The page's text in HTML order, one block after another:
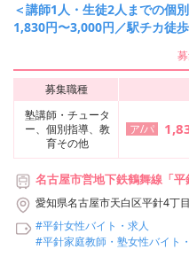
＜講師1人・生徒2人までの個
1,830円〜3,000円／駅チカ徒
募集職種
塾講師・チュータ
ー、個別指導、教
育その他
ア/パ
名古屋市営地下鉄鶴舞線「
愛知県名古屋市天白区平針4丁
#平針女性バイト・求人
#平針家庭教師・塾女性バイト